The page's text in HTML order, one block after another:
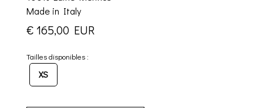
Made in Italy
€ 165,00 EUR
Tailles disponibles :
XS